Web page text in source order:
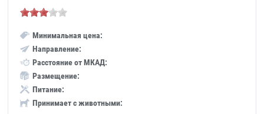
Минимальная цена:
Направление:
Расстояние от МКАД:
Размещение:
Питание:
Принимает с животными: